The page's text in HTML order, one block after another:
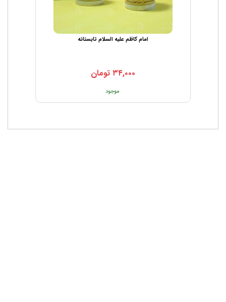
امام کاظم علیه السلام تابستانه
۳۴,۰۰۰ تومان
موجود